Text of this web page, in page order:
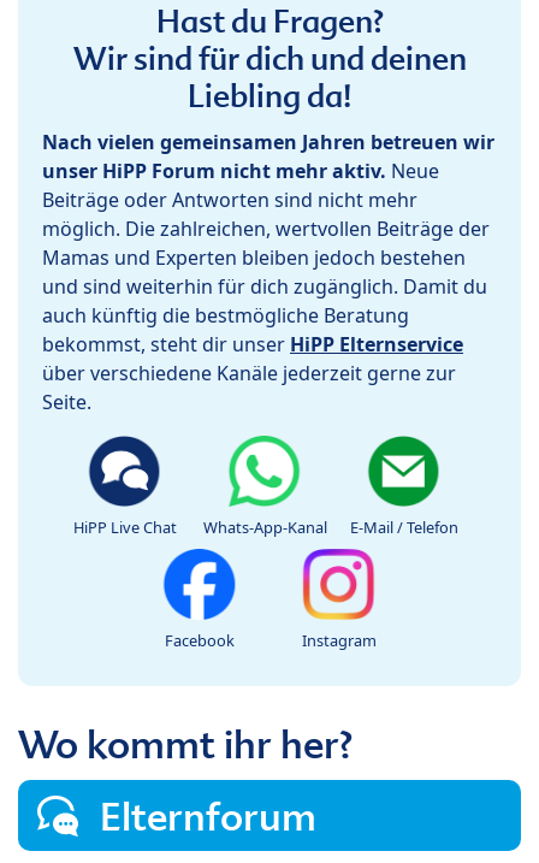
Hast du Fragen?
Wir sind für dich und deinen
Liebling da!
Nach vielen gemeinsamen Jahren betreuen wir
unser HiPP Forum nicht mehr aktiv. Neue
Beiträge oder Antworten sind nicht mehr
möglich. Die zahlreichen, wertvollen Beiträge der
Mamas und Experten bleiben jedoch bestehen
und sind weiterhin für dich zugänglich. Damit du
auch künftig die bestmögliche Beratung
bekommst, steht dir unser HiPP Elternservice
über verschiedene Kanäle jederzeit gerne zur
Seite.
HiPP Live Chat Whats-App-Kanal E-Mail / Telefon
Facebook Instagram
Wo kommt ihr her?
Elternforum